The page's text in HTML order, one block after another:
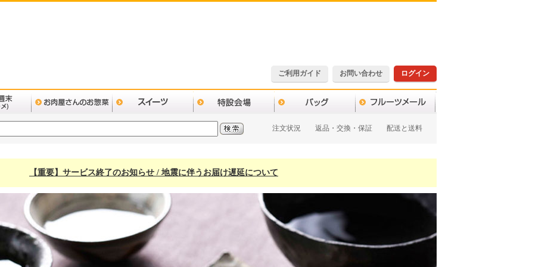
ご利用ガイド お問い合わせ ログイン
注文状況 返品・交換・保証 配送と送料
【重要】サービス終了のお知らせ / 地震に伴うお届け遅延について